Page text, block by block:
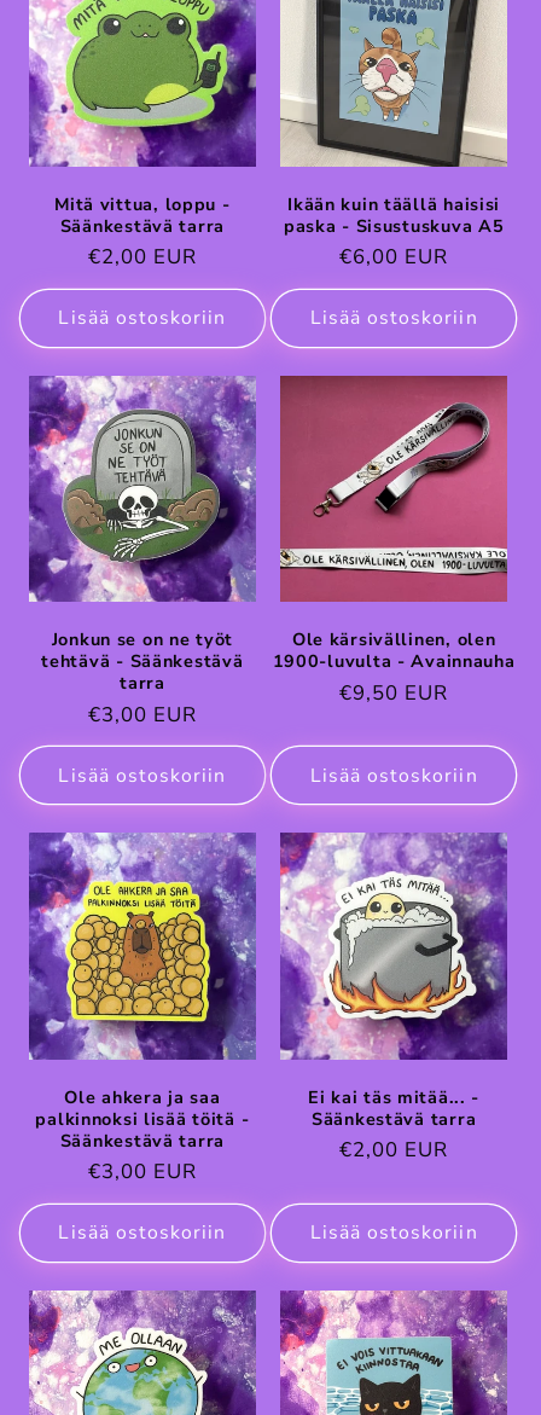
Mitä vittua, loppu -
Säänkestävä tarra
Normaalihinta
€2,00 EUR
Lisää ostoskoriin
Ikään kuin täällä haisisi
paska - Sisustuskuva A5
Normaalihinta
€6,00 EUR
Lisää ostoskoriin
Jonkun se on ne työt
tehtävä - Säänkestävä
tarra
Normaalihinta
€3,00 EUR
Lisää ostoskoriin
Ole kärsivällinen, olen
1900-luvulta - Avainnauha
Normaalihinta
€9,50 EUR
Lisää ostoskoriin
Ole ahkera ja saa
palkinnoksi lisää töitä -
Säänkestävä tarra
Normaalihinta
€3,00 EUR
Lisää ostoskoriin
Ei kai täs mitää... -
Säänkestävä tarra
Normaalihinta
€2,00 EUR
Lisää ostoskoriin